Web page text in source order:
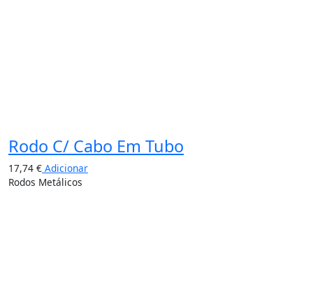
Rodo C/ Cabo Em Tubo
17,74 € Adicionar
Rodos Metálicos